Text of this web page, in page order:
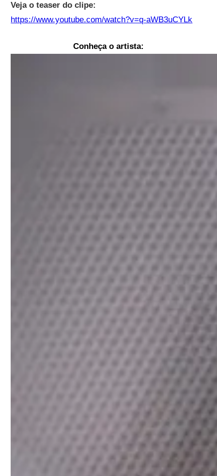
Veja o teaser do clipe:
https://www.youtube.com/watch?v=q-aWB3uCYLk
Conheça o artista: